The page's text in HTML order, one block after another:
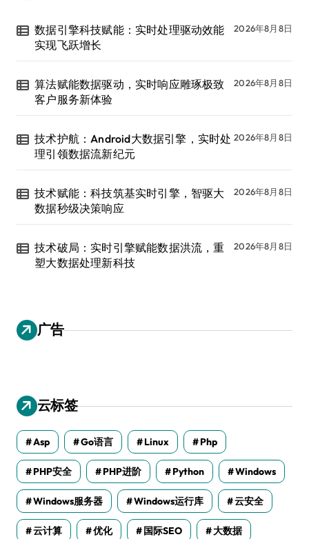
数据引擎科技赋能：实时处理驱动效能
实现飞跃增长
2026年8月8日
算法赋能数据驱动，实时响应雕琢极致
客户服务新体验
2026年8月8日
技术护航：Android大数据引擎，实时处
理引领数据流新纪元
2026年8月8日
技术赋能：科技筑基实时引擎，智驱大
数据秒级决策响应
2026年8月8日
技术破局：实时引擎赋能数据洪流，重
塑大数据处理新科技
2026年8月8日
广告
云标签
Asp Go语言 Linux Php
PHP安全 PHP进阶 Python Windows
Windows服务器 Windows运行库 云安全
云计算 优化 国际SEO 大数据